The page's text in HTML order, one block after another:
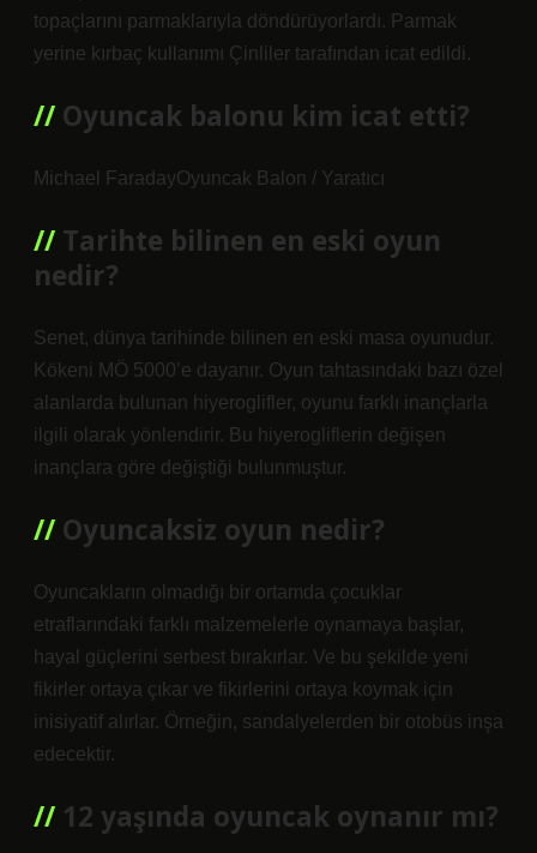
topaçlarını parmaklarıyla döndürüyorlardı. Parmak
yerine kırbaç kullanımı Çinliler tarafından icat edildi.
Oyuncak balonu kim icat etti?
Michael FaradayOyuncak Balon / Yaratıcı
Tarihte bilinen en eski oyun
nedir?
Senet, dünya tarihinde bilinen en eski masa oyunudur.
Kökeni MÖ 5000’e dayanır. Oyun tahtasındaki bazı özel
alanlarda bulunan hiyeroglifler, oyunu farklı inançlarla
ilgili olarak yönlendirir. Bu hiyerogliflerin değişen
inançlara göre değiştiği bulunmuştur.
Oyuncaksiz oyun nedir?
Oyuncakların olmadığı bir ortamda çocuklar
etraflarındaki farklı malzemelerle oynamaya başlar,
hayal güçlerini serbest bırakırlar. Ve bu şekilde yeni
fikirler ortaya çıkar ve fikirlerini ortaya koymak için
inisiyatif alırlar. Örneğin, sandalyelerden bir otobüs inşa
edecektir.
12 yaşında oyuncak oynanır mı?